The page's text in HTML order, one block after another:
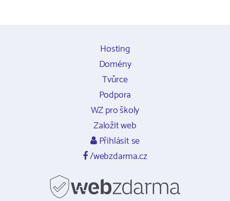
Hosting
Domény
Tvůrce
Podpora
WZ pro školy
Založit web
Přihlásit se
/webzdarma.cz